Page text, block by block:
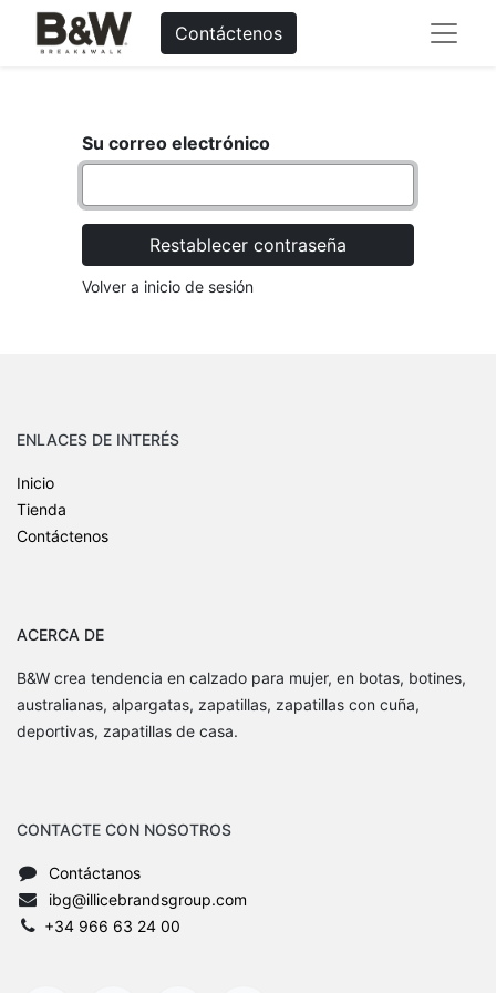
Contáctenos
Su correo electrónico
Restablecer contraseña
Volver a inicio de sesión
ENLACES DE INTERÉS
Inicio
Tienda
Contáctenos
ACERCA DE
B&W crea tendencia en calzado para mujer, en botas, botines,
australianas, alpargatas, zapatillas, zapatillas con cuña,
deportivas, zapatillas de casa.
CONTACTE CON NOSOTROS
Contáctanos
ibg@illicebrandsgroup.com
+34 966 63 24 00